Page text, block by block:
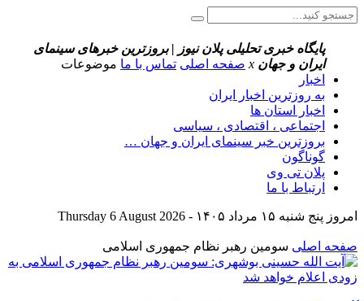
پایگاه خبری تحلیلی پلان نیوز | بروزترین خبرهای سینمای
ایران و جهان x صفحه اصلی تماس با ما موضوعات
اخبار
به روزترین اخبار ایران
اخبار استان ها
اجتماعی ، اقتصادی ، سیاسی
بروزترین خبر سینمای ایران و جهان …
گوناگون
پلان تی وی
ارتباط با ما
امروز پنج شنبه ۱۵ مرداد ۱۴۰۵ - Thursday 6 August 2026
صفحه اصلی سومین رهبر نظام جمهوری اسلامی